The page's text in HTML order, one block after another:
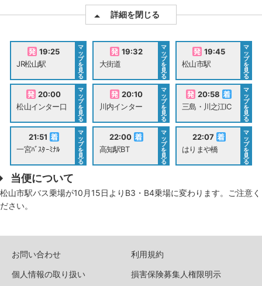
詳細を閉じる
19:25
JR松山駅
マ
ッ
プ
を
見
る
19:32
大街道
マ
ッ
プ
を
見
る
19:45
松山市駅
マ
ッ
プ
を
見
る
20:00
松山インター口
マ
ッ
プ
を
見
る
20:10
川内インター
マ
ッ
プ
を
見
る
20:58
三島・川之江IC
マ
ッ
プ
を
見
る
21:51
一宮ﾊﾞｽﾀｰﾐﾅﾙ
マ
ッ
プ
を
見
る
22:00
高知駅BT
マ
ッ
プ
を
見
る
22:07
はりまや橋
マ
ッ
プ
を
見
る
当便について
松山市駅バス乗場が10月15日よりB3・B4乗場に変わります。ご注意く
ださい。
お問い合わせ
利用規約
個人情報の取り扱い
損害保険募集人権限明示